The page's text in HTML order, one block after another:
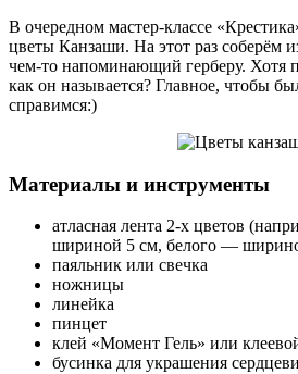
В очередном мастер-классе
цветы Канзаши. На этот раз соберём
чем-то напоминающий герберу. Хотя
как он называется? Главное, чтобы
справимся:)
Материалы и инструменты
атласная лента 2-х цветов
шириной 5 см, белого —
паяльник или свечка
ножницы
линейка
пинцет
клей «Момент Гель» или
бусинка для украшения